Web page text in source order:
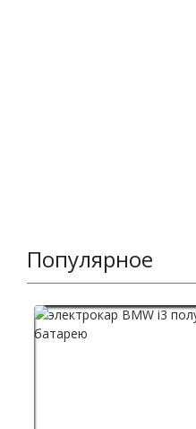
Популярное